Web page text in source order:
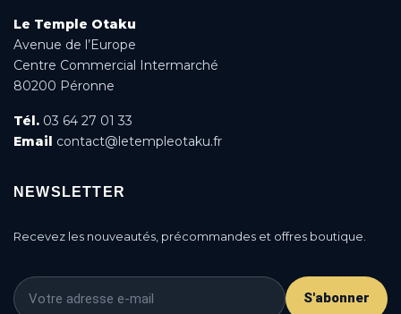
Le Temple Otaku
Avenue de l’Europe
Centre Commercial Intermarché
80200 Péronne
Tél. 03 64 27 01 33
Email contact@letempleotaku.fr
NEWSLETTER
Recevez les nouveautés, précommandes et offres boutique.
S'abonner